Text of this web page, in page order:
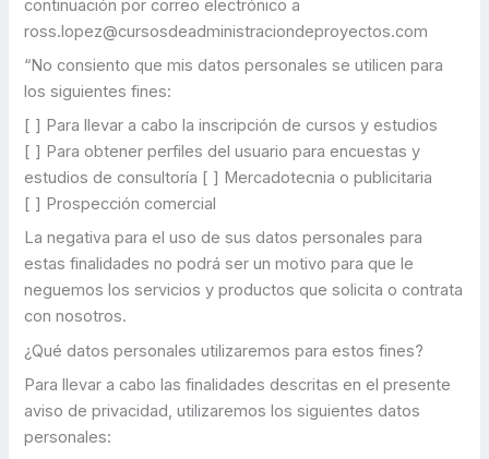
continuación por correo electrónico a
ross.lopez@cursosdeadministraciondeproyectos.com
“No consiento que mis datos personales se utilicen para
los siguientes fines:
[ ] Para llevar a cabo la inscripción de cursos y estudios
[ ] Para obtener perfiles del usuario para encuestas y
estudios de consultoría [ ] Mercadotecnia o publicitaria
[ ] Prospección comercial
La negativa para el uso de sus datos personales para
estas finalidades no podrá ser un motivo para que le
neguemos los servicios y productos que solicita o contrata
con nosotros.
¿Qué datos personales utilizaremos para estos fines?
Para llevar a cabo las finalidades descritas en el presente
aviso de privacidad, utilizaremos los siguientes datos
personales: